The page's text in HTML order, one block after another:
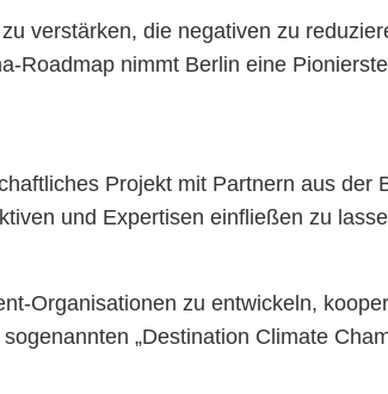
verstärken, die negativen zu
Roadmap nimmt Berlin eine
Projekt mit Partnern aus der
und Expertisen einfließen zu
Organisationen zu entwickeln,
„Destination Climate